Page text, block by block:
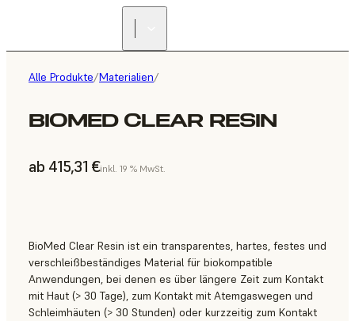
Alle Produkte/Materialien/
BIOMED CLEAR RESIN
ab 415,31 €inkl. 19 % MwSt.
BioMed Clear Resin ist ein transparentes, hartes, festes und
verschleißbeständiges Material für biokompatible
Anwendungen, bei denen es über längere Zeit zum Kontakt
mit Haut (> 30 Tage), zum Kontakt mit Atemgaswegen und
Schleimhäuten (> 30 Stunden) oder kurzzeitig zum Kontakt